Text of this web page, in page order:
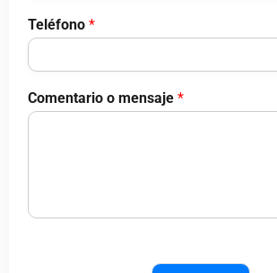
Teléfono *
Comentario o mensaje *